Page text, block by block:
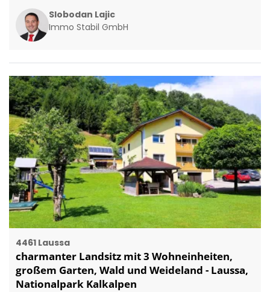
Slobodan Lajic
Immo Stabil GmbH
4461 Laussa
charmanter Landsitz mit 3 Wohneinheiten,
großem Garten, Wald und Weideland - Laussa,
Nationalpark Kalkalpen